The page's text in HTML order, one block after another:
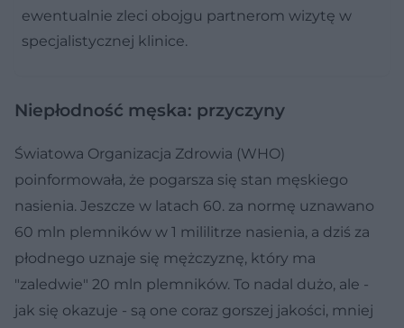
ewentualnie zleci obojgu partnerom wizytę w
specjalistycznej klinice.
Niepłodność męska: przyczyny
Światowa Organizacja Zdrowia (WHO)
poinformowała, że pogarsza się stan męskiego
nasienia. Jeszcze w latach 60. za normę uznawano
60 mln plemników w 1 mililitrze nasienia, a dziś za
płodnego uznaje się mężczyznę, który ma
"zaledwie" 20 mln plemników. To nadal dużo, ale -
jak się okazuje - są one coraz gorszej jakości, mniej